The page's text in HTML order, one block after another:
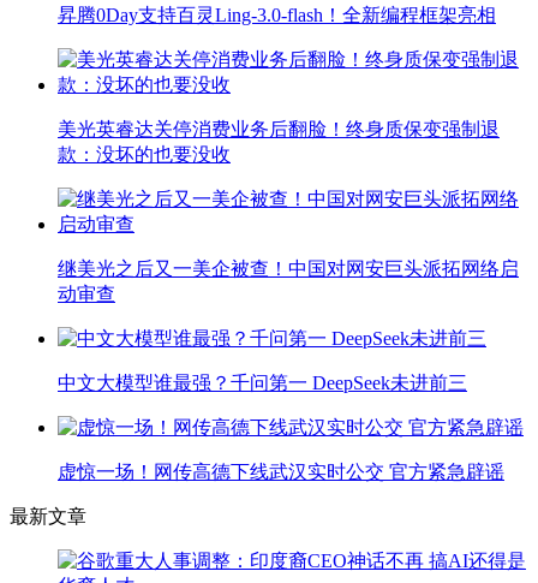
昇腾0Day支持百灵Ling-3.0-flash！全新编程框架亮相
美光英睿达关停消费业务后翻脸！终身质保变强制退
款：没坏的也要没收
继美光之后又一美企被查！中国对网安巨头派拓网络启
动审查
中文大模型谁最强？千问第一 DeepSeek未进前三
虚惊一场！网传高德下线武汉实时公交 官方紧急辟谣
最新文章